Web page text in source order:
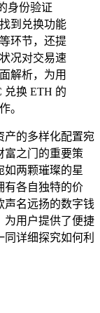
身份验证
到兑换功能
环节，还提
况对交易速
解析，为用
兑换 ETH 的
。
产的多样化配置宛
富之门的重要策
如两颗璀璨的星
有各自独特的价
声名远扬的数字钱
为用户提供了便捷
详细探究如何利